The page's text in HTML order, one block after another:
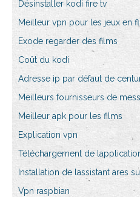
Désinstaller kodi fire tv
Meilleur vpn pour les jeux en
Exode regarder des films
Coût du kodi
Adresse ip par défaut de
Meilleurs fournisseurs de
Meilleur apk pour les films
Explication vpn
Téléchargement de
Installation de lassistant ares
Vpn raspbian